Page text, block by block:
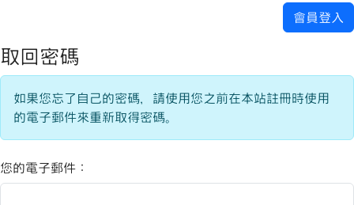
會員登入
取回密碼
如果您忘了自己的密碼，請使用您之前在本站註冊時使用
的電子郵件來重新取得密碼。
您的電子郵件：